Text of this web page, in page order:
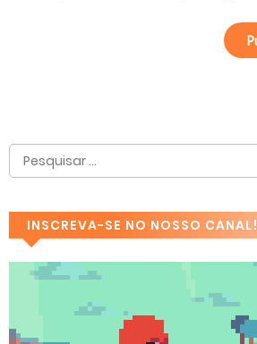
INSCREVA-SE NO NOSSO CANAL!